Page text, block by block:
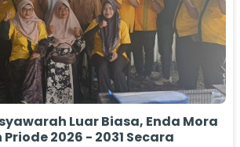
Luar Biasa, Enda Mora
2026 - 2031 Secara